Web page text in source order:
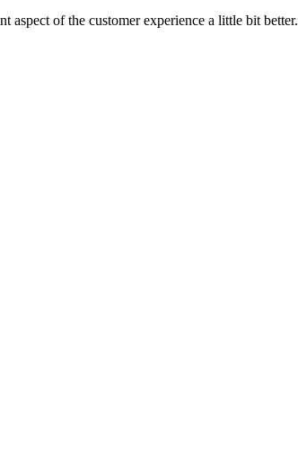
aspect of the customer experience a little bit better.